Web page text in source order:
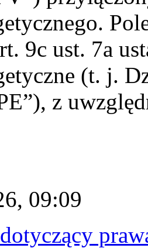
9c ust. 7a
(t. j.
z
09:09